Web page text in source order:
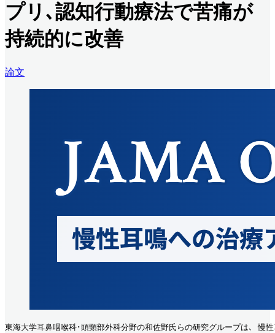
プリ､認知行動療法で苦痛が
持続的に改善
論文
東海大学耳鼻咽喉科･頭頸部外科分野の和佐野氏らの研究グループは､